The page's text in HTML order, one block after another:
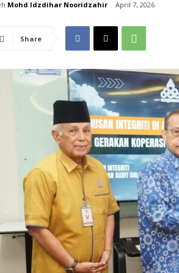
Mohd Idzdihar Nooridzahir April 7, 2026
Share